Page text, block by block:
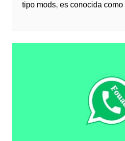
tipo mods, es conocida